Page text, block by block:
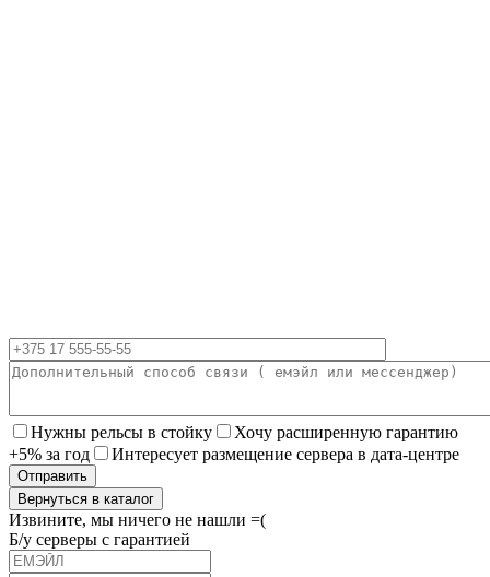
Нужны рельсы в стойку
Хочу расширенную гарантию
+5% за год
Интересует размещение сервера в дата-центре
Вернуться в каталог
Извините, мы ничего не нашли =(
Б/у серверы с гарантией